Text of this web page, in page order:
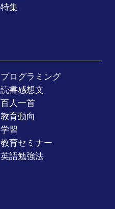
特集
プログラミング
読書感想文
百人一首
教育動向
学習
教育セミナー
英語勉強法